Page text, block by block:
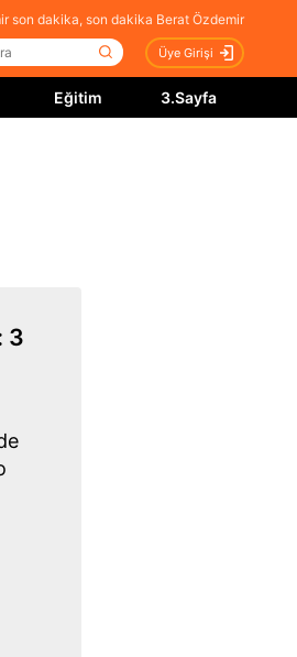
son dakika, son dakika Berat Özdemir
Üye Girişi
Eğitim 3.Sayfa
3